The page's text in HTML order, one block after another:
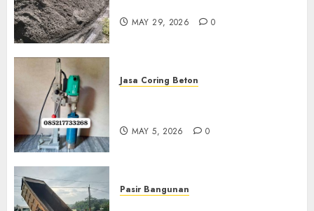
MAY 29, 2026 0
Jasa Coring Beton
MAY 5, 2026 0
Pasir Bangunan